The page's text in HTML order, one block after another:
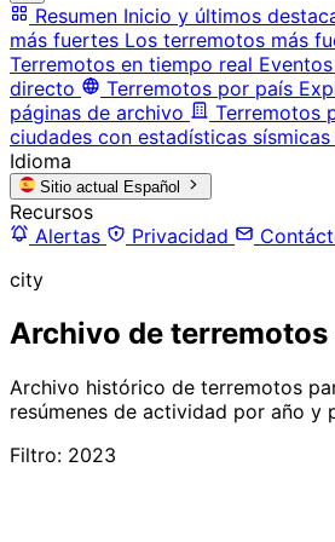
Resumen Inicio y últimos
más fuertes Los terremotos más
Terremotos en tiempo real
directo
Terremotos por país
páginas de archivo
Terremotos
ciudades con estadísticas sísmicas
Idioma
Sitio actual Español
Recursos
Alertas
Privacidad
city
Archivo de terremotos
Archivo histórico de terremotos
resúmenes de actividad por año y
Filtro: 2023